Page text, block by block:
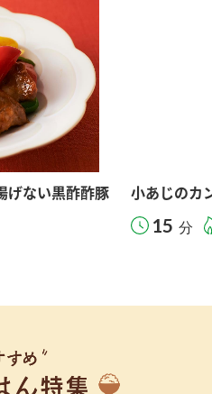
げない黒酢酢豚 小あじのカ
15 分